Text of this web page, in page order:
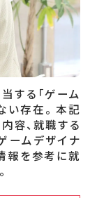
する「ゲーム
い存在。 本記
容、就職する
ームデザイナ
報を参考に就